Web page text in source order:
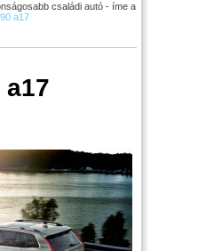
családi autó - íme a
a17